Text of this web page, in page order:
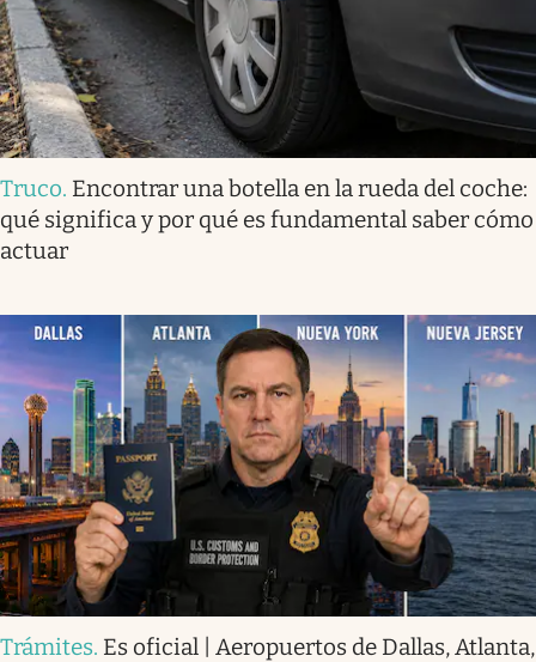
Truco. Encontrar una botella en la rueda del coche:
qué significa y por qué es fundamental saber cómo
actuar
Trámites. Es oficial | Aeropuertos de Dallas, Atlanta,